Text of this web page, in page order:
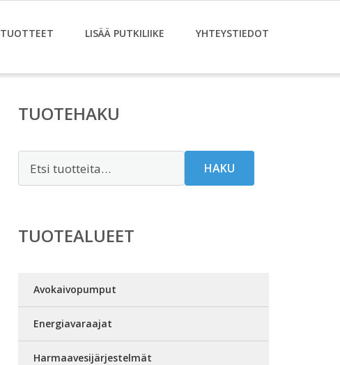
TUOTTEET LISÄÄ PUTKILIIKE YHTEYSTIEDOT
TUOTEHAKU
HAKU
TUOTEALUEET
Avokaivopumput
Energiavaraajat
Harmaavesijärjestelmät